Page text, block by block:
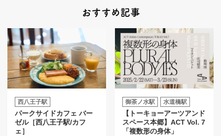
おすすめ記事
西八王子駅
パークサイドカフェ バー
ゼル［西八王子駅/カフ
ェ］
御茶ノ水駅 水道橋駅
【トーキョーアーツアンド
スペース本郷】ACT Vol. 7
「複数形の身体」